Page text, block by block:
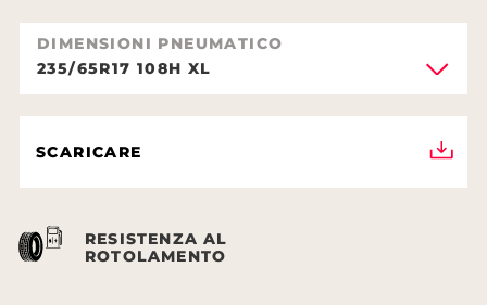
DIMENSIONI PNEUMATICO
235/65R17 108H XL
SCARICARE
RESISTENZA AL
ROTOLAMENTO